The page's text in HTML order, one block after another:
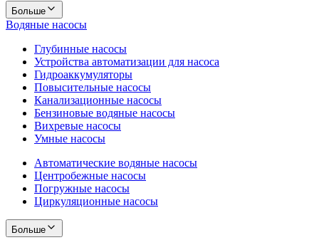
Больше
Водяные насосы
Глубинные насосы
Устройства автоматизации для насоса
Гидроаккумуляторы
Повысительные насосы
Канализационные насосы
Бензиновые водяные насосы
Вихревые насосы
Умные насосы
Автоматические водяные насосы
Центробежные насосы
Погружные насосы
Циркуляционные насосы
Больше